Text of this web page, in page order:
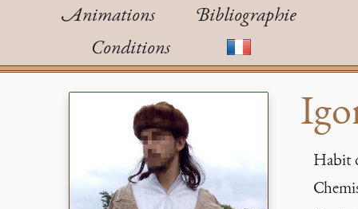
Animations
Bibliographie
Conditions
Habit